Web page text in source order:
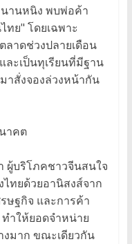
านหนิง พบพ่อค้า
ทย" โดยเฉพาะ
าดช่วงปลายเดือน
ะเป็นทุเรียนที่มีฐาน
าสั่งจองล่วงหน้ากัน
าคต
ผู้บริโภคชาวจีนสนใจ
ทยด้วยอานิสงส์จาก
ษฐกิจ และการค้า
ำให้ยอดจำหน่าย
งมาก ขณะเดียวกัน